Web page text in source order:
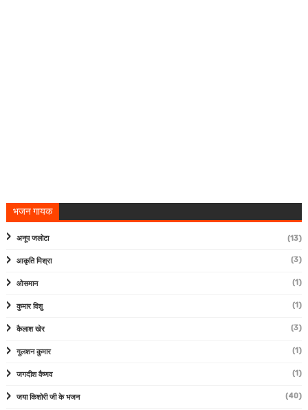
भजन गायक
अनूप जलोटा (13)
आकृति मिश्रा (3)
ओसमान (1)
कुमार विशु (1)
कैलाश खेर (3)
गुलशन कुमार (1)
जगदीश वैष्णव (1)
जया किशोरी जी के भजन (40)